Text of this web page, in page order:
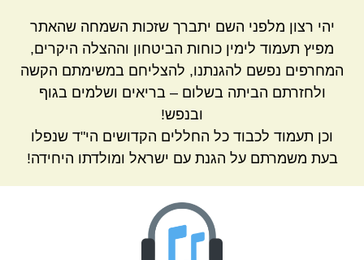
יהי רצון מלפני השם יתברך שזכות השמחה שהאתר
מפיץ תעמוד לימין כוחות הביטחון וההצלה היקרים,
המחרפים נפשם להגנתנו, להצליחם במשימתם הקשה
ולחזרתם הביתה בשלום – בריאים ושלמים בגוף
ובנפש!
וכן תעמוד לכבוד כל החללים הקדושים הי"ד שנפלו
בעת משמרתם על הגנת עם ישראל ומולדתו היחידה!